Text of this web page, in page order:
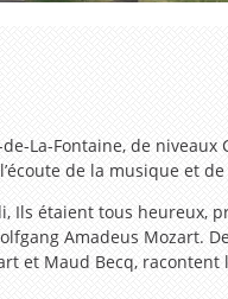
de-La-Fontaine, de
de la musique et
Ils étaient tous heureux,
Amadeus Mozart.
et Maud Becq,